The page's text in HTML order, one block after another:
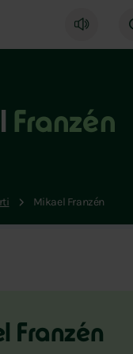
startsida
Franzén
Mikael Franzén
Franzén